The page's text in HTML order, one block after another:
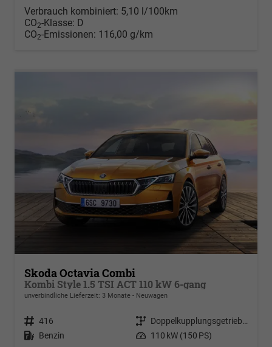
Verbrauch kombiniert: 5,10 l/100km
CO2-Klasse: D
CO2-Emissionen: 116,00 g/km
Skoda Octavia Combi
Kombi Style 1.5 TSI ACT 110 kW 6-gang
unverbindliche Lieferzeit: 3 Monate Neuwagen
Fahrzeugnr. 416 Getriebe
Doppelkupplungsgetriebe (DSG)
Kraftstoff Benzin Leistung 110 kW (150 PS)